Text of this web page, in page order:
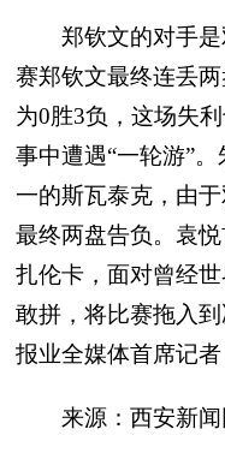
郑钦文的对手
赛郑钦文最终连丢
为0胜3负，这场失
事中遭遇“一轮游”
一的斯瓦泰克，由
最终两盘告负。袁
扎伦卡，面对曾经
敢拼，将比赛拖入
报业全媒体首席记者
来源：西安新闻